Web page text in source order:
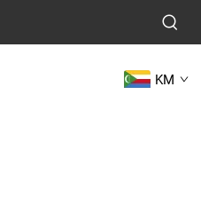
KM